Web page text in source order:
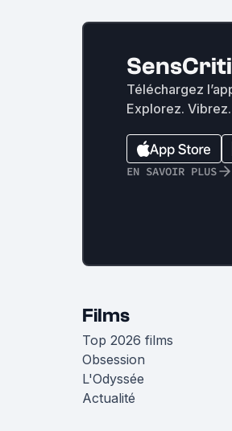
Téléchargez
Explorez.
EN SAVOIR PLUS
Films
Top 2026 films
Obsession
L'Odyssée
Actualité